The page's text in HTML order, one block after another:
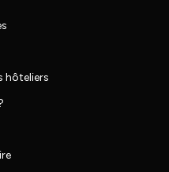
hôteliers